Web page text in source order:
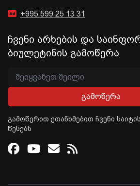
+995 599 25 13 31
ჩვენი არხების და
ბიულეტინის გამოწერა
გამოწერა
გამოწერით ეთანხმებით ჩვენი
წესებს
Facebook
Youtube
Email
RSS